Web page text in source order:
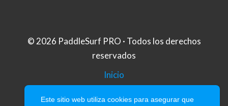
© 2026 PaddleSurf PRO · Todos los derechos
reservados
Inicio
Este sitio web utiliza cookies para asegurar que